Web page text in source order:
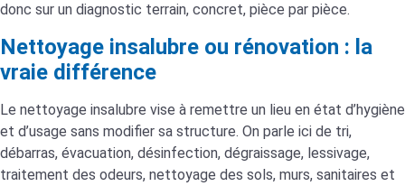
donc sur un diagnostic terrain, concret, pièce par pièce.
Nettoyage insalubre ou rénovation : la
vraie différence
Le nettoyage insalubre vise à remettre un lieu en état d’hygiène
et d’usage sans modifier sa structure. On parle ici de tri,
débarras, évacuation, désinfection, dégraissage, lessivage,
traitement des odeurs, nettoyage des sols, murs, sanitaires et